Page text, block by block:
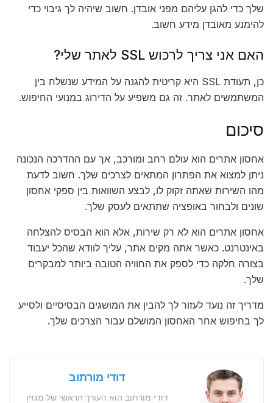
שלך כדי להגן עליהם מפני אובדן. חשוב שיהיה לך גיבוי כדי
להימנע מאובדן מידע חשוב.
האם אני צריך לרכוש SSL לאתר שלי?
כן, תעודת SSL היא קריטית להגנה על המידע שנשלח בין
המשתמשים לאתר. זה גם משפיע על הדירוג במנועי החיפוש.
סיכום
אחסון אתרים הוא עולם רחב ומורכב, אך עם ההדרכה הנכונה
ניתן למצוא את הפתרון המתאים לצרכים שלך. חשוב לדעת
מהו השירות שאתה זקוק לו, לבצע השוואות בין ספקי אחסון
שונים ולבחור באופציה שתתאים לעסק שלך.
אחסון אתרים הוא לא רק שירות, אלא הוא הבסיס להצלחה
באינטרנט. כאשר אתה מקים אתר, עליך לוודא שהכל יעבוד
בצורה חלקה כדי לספק את החוויה הטובה ביותר למבקרים
שלך.
מדריך זה נועד לעזור לך להבין את המושגים הבסיסיים ולסייע
לך בחיפוש אחר האחסון המושלם עבור הצרכים שלך.
דודי מורתוב
דודי מורתוב הוא העורך הראשי של מגזין